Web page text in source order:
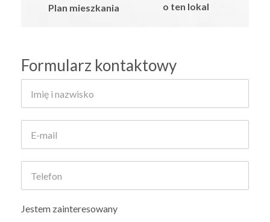
Plan mieszkania
o ten lokal
Formularz kontaktowy
Jestem zainteresowany